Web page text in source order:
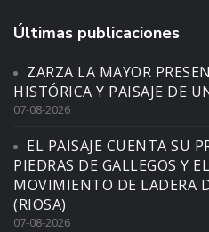
Últimas publicaciones
ZARZA LA MAYOR
HISTÓRICA Y PAISAJE DE
07-08-2026
EL PAISAJE CUENTA SU
PIEDRAS DE GALLEGOS Y
MOVIMIENTO DE LADERA
(RIOSA)
07-08-2026